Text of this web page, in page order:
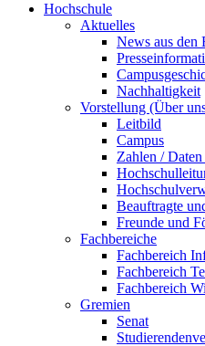
Hochschule
Aktuelles
News aus den
Nachhaltigkeit
Vorstellung (Über
Leitbild
Campus
Zahlen /
Beauftragte
Freunde und
Fachbereiche
Fachbereich
Fachbereich
Fachbereich
Gremien
Senat